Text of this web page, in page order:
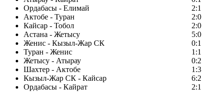
Ордабасы - Елимай
2:1
Актобе - Туран
2:0
Кайсар - Тобол
2:0
Астана - Жетысу
5:0
Женис - Кызыл-Жар СК
0:1
Туран - Женис
1:1
Жетысу - Атырау
0:2
Шахтер - Актобе
1:3
Кызыл-Жар СК - Кайсар
6:2
Ордабасы - Кайрат
2:1